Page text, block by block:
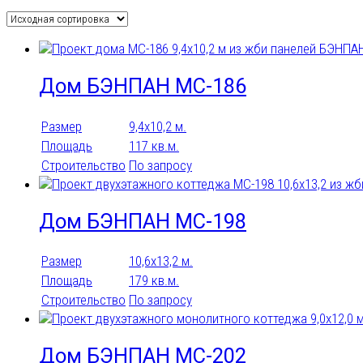
Навес для машин
Подобрать
Дом БЭНПАН МС-186
Размер
9,4х10,2 м.
Площадь
117 кв.м.
Строительство По запросу
Дом БЭНПАН МС-198
Размер
10,6х13,2 м.
Площадь
179 кв.м.
Строительство По запросу
Дом БЭНПАН МС-202